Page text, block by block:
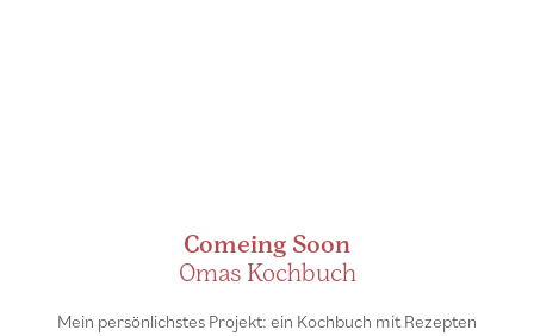
Comeing Soon
Omas Kochbuch
Mein persönlichstes Projekt: ein Kochbuch mit Rezepten